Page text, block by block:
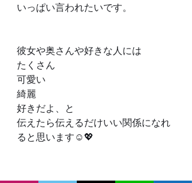
いっぱい言われたいです。
彼女や奥さんや好きな人には
たくさん
可愛い
綺麗
好きだよ、と
伝えたら伝えるだけいい関係になれ
ると思います☺️💖